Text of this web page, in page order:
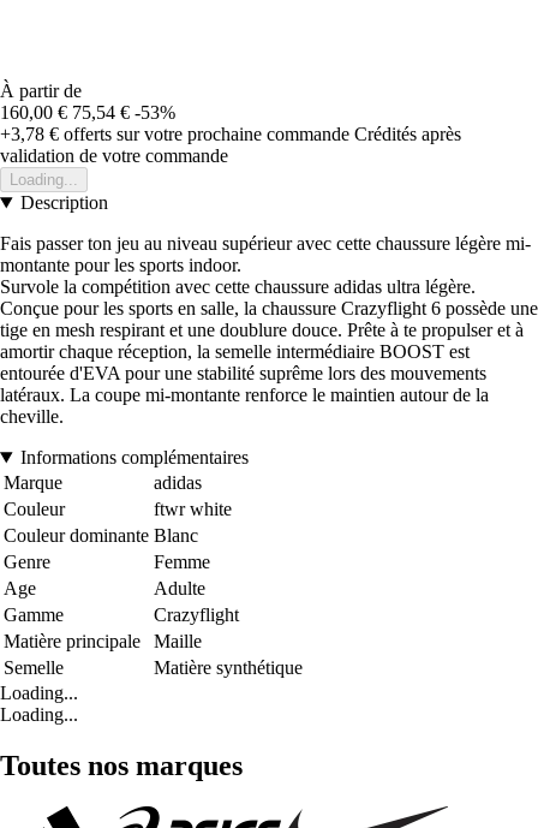
À partir de
160,00 € 75,54 € -53%
+3,78 € offerts sur votre prochaine commande Crédités après
validation de votre commande
Loading...
Description
Fais passer ton jeu au niveau supérieur avec cette chaussure légère mi-
montante pour les sports indoor.
Survole la compétition avec cette chaussure adidas ultra légère.
Conçue pour les sports en salle, la chaussure Crazyflight 6 possède une
tige en mesh respirant et une doublure douce. Prête à te propulser et à
amortir chaque réception, la semelle intermédiaire BOOST est
entourée d'EVA pour une stabilité suprême lors des mouvements
latéraux. La coupe mi-montante renforce le maintien autour de la
cheville.
Informations complémentaires
Marque
adidas
Couleur
ftwr white
Couleur dominante Blanc
Genre
Femme
Age
Adulte
Gamme
Crazyflight
Matière principale
Maille
Semelle
Matière synthétique
Loading...
Loading...
Toutes nos marques